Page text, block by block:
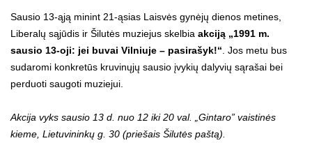
Sausio 13-ąją minint 21-ąsias Laisvės gynėjų dienos metines,
Liberalų sąjūdis ir Šilutės muziejus skelbia akciją „1991 m.
sausio 13-oji: jei buvai Vilniuje – pasirašyk!“ . Jos metu bus
sudaromi konkretūs kruvinųjų sausio įvykių dalyvių sąrašai bei
perduoti saugoti muziejui.
Akcija vyks sausio 13 d. nuo 12 iki 20 val. „Gintaro” vaistinės
kieme, Lietuvininkų g. 30 (priešais Šilutės paštą).